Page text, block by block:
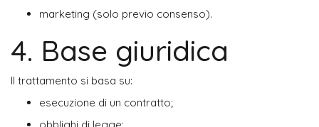
marketing (solo previo consenso).
4. Base giuridica
Il trattamento si basa su:
esecuzione di un contratto;